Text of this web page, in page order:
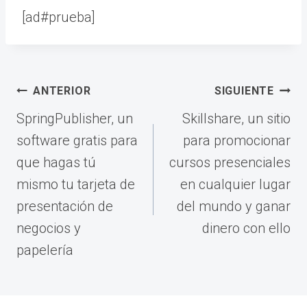
[ad#prueba]
Navegación
de
entradas
ANTERIOR
SpringPublisher, un
software gratis para
que hagas tú
mismo tu tarjeta de
presentación de
negocios y
papelería
SIGUIENTE
Skillshare, un sitio
para promocionar
cursos presenciales
en cualquier lugar
del mundo y ganar
dinero con ello